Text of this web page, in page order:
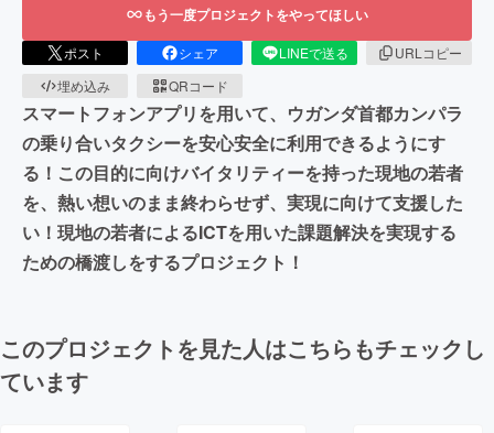
もう一度プロジェクトをやってほしい
ポスト シェア LINEで送る
URLコピー
埋め込み
QRコード
スマートフォンアプリを用いて、ウガンダ首都カンパラ
の乗り合いタクシーを安心安全に利用できるようにす
る！この目的に向けバイタリティーを持った現地の若者
を、熱い想いのまま終わらせず、実現に向けて支援した
い！現地の若者によるICTを用いた課題解決を実現する
ための橋渡しをするプロジェクト！
このプロジェクトを見た人はこちらもチェックし
ています